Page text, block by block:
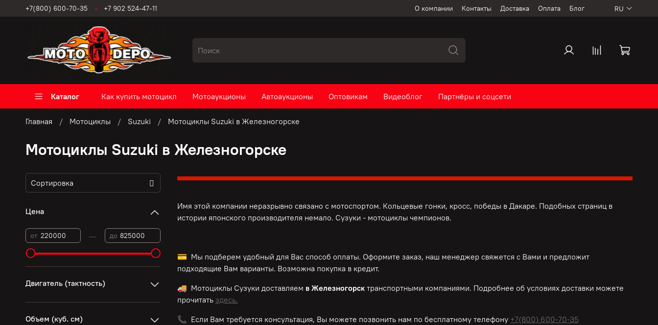
О компании Контакты Доставка Оплата Блог
+7(800) 600-70-35 +7 902 524-47-11 RU
Каталог Как купить мотоцикл Мотоаукционы Автоаукционы Оптовикам Видеоблог Партнёры и соцсети
Главная Мотоциклы Suzuki Мотоциклы Suzuki в Железногорске
Мотоциклы Suzuki в Железногорске
Имя этой компании неразрывно связано с мотоспортом. Кольцевые гонки, кросс, победы в Дакаре. Подобных страниц в
истории японского производителя немало. Сузуки - мотоциклы чемпионов.
💳 Мы подберем удобный для Вас способ оплаты. Оформите заказ, наш менеджер свяжется с Вами и предложит
подходящие Вам варианты. Возможна покупка в кредит.
🚚 Мотоциклы Сузуки доставляем в Железногорсктранспортными компаниями. Подробнее об условиях доставки можете
прочитать здесь.
📞 Если Вам требуется консультация, Вы можете позвонить нам по бесплатномутелефону +7(800) 600-70-35
Цена
от — до
Двигатель (тактность)
Объем (куб. см)